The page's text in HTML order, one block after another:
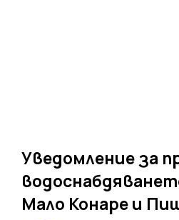
Уведомление за
Мало Конаре и